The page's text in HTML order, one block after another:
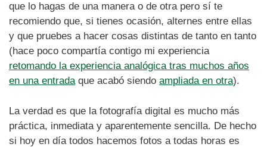
que lo hagas de una manera o de otra pero sí te
recomiendo que, si tienes ocasión, alternes entre ellas
y que pruebes a hacer cosas distintas de tanto en tanto
(hace poco compartía contigo mi experiencia
retomando la experiencia analógica tras muchos años
en una entradaque acabó siendo ampliada en otra).
La verdad es que la fotografía digital es mucho más
práctica, inmediata y aparentemente sencilla. De hecho
si hoy en día todos hacemos fotos a todas horas es